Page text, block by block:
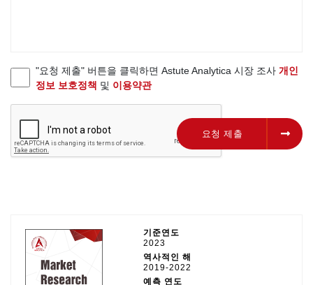
"요청 제출" 버튼을 클릭하면 Astute Analytica 시장 조사개인
정보 보호정책 및 이용약관
요청 제출 요청 제출
기준연도
2023
역사적인 해
2019-2022
예측 연도